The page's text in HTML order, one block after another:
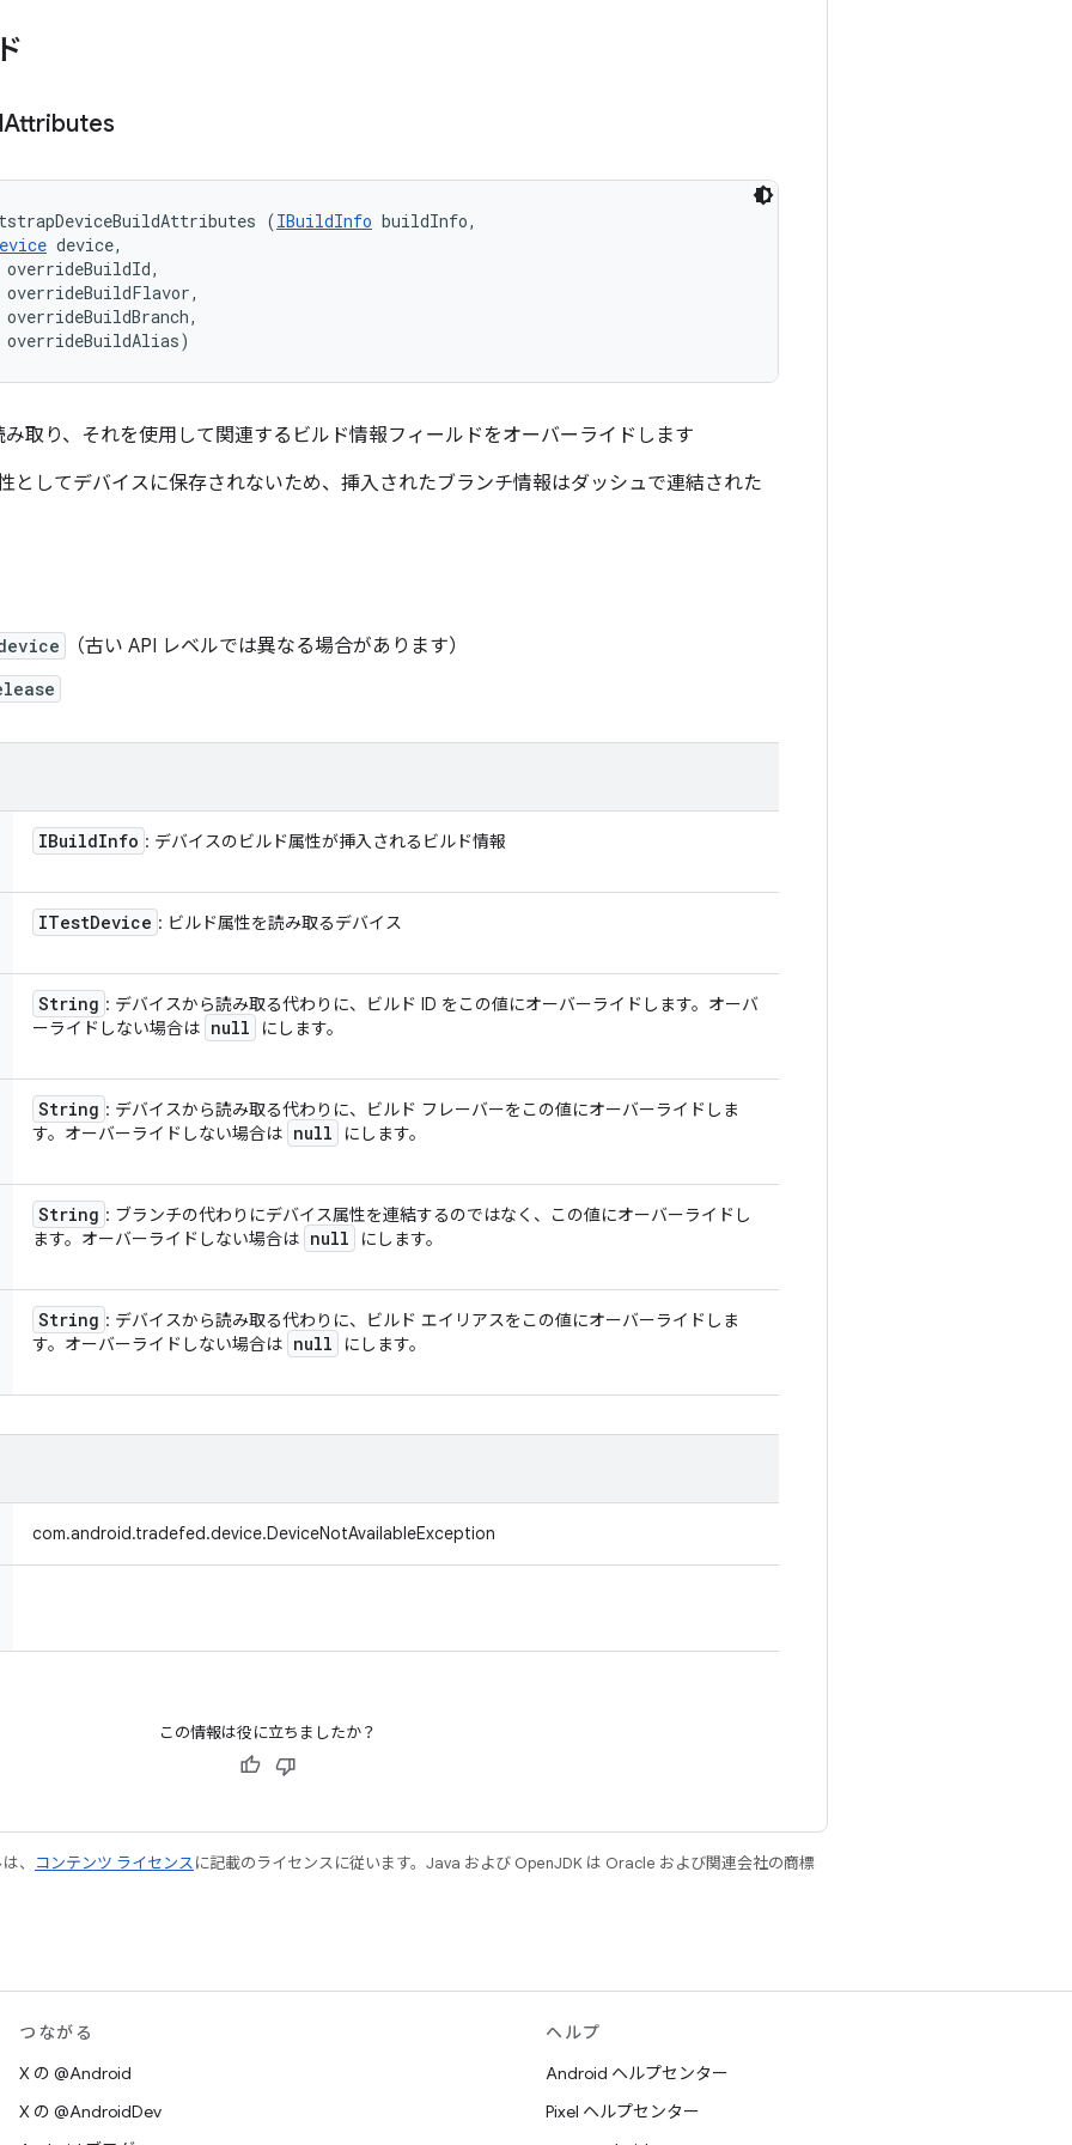
Attributes
(IBuildInfo buildInfo,
device,
取り、それを使用して関連するビルド情報フィールドをオーバーライドします
としてデバイスに保存されないため、挿入されたブランチ情報はダッシュで連結された
（古い API レベルでは異なる場合があります）
IBuildInfo : デバイスのビルド属性が挿入されるビルド情報
ITestDevice : ビルド属性を読み取るデバイス
String : デバイスから読み取る代わりに、ビルド ID をこの値にオーバーライドします。オーバ
ーライドしない場合は null にします。
String : デバイスから読み取る代わりに、ビルド フレーバーをこの値にオーバーライドしま
す。オーバーライドしない場合は null にします。
String : ブランチの代わりにデバイス属性を連結するのではなく、この値にオーバーライドし
ます。オーバーライドしない場合は null にします。
String : デバイスから読み取る代わりに、ビルド エイリアスをこの値にオーバーライドしま
す。オーバーライドしない場合は null にします。
com.android.tradefed.device.DeviceNotAvailableException
この情報は役に立ちましたか？
、 コンテンツ ライセンスに記載のライセンスに従います。Java および OpenJDK は Oracle および関連会社の商標
つながる
X の @Android
X の @AndroidDev
ヘルプ
Android ヘルプセンター
Pixel ヘルプセンター